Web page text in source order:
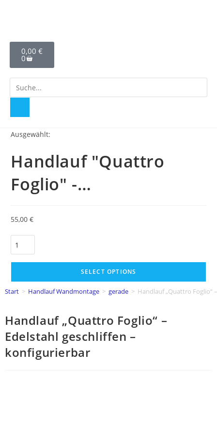
0,00 €
0
Ausgewählt:
Handlauf "Quattro
Foglio" -…
55,00€
SELECT OPTIONS
Start > Handlauf Wandmontage > gerade > Handlauf „Quattro Foglio“
Handlauf „Quattro Foglio“ –
Edelstahl geschliffen –
konfigurierbar